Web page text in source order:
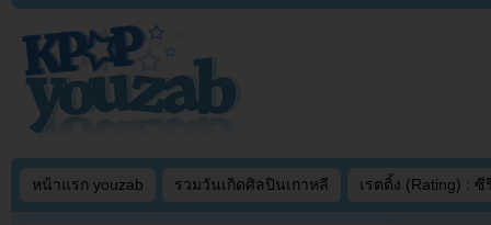
หน้าแรก youzab รวมวันเกิดศิลปินเกาหลี เรตติ้ง (Rating) : ซี